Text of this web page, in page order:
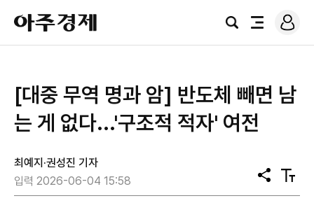
아
주
경
검
전
로
그
[대중 무역 명과 암] 반도체 빼면 남
는 게 없다...'구조적 적자' 여전
최예지·권성진 기자
입력 2026-06-04 15:58
공
유
텍
스